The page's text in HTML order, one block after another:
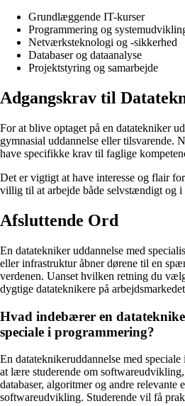
Grundlæggende IT-kurser
Programmering og
Netværksteknologi og -sikkerhed
Databaser og dataanalyse
Projektstyring og samarbejde
Adgangskrav til
For at blive optaget på en datatekniker
gymnasial uddannelse eller tilsvarende.
have specifikke krav til faglige
Det er vigtigt at have interesse og flair
villig til at arbejde både selvstændigt og i
Afsluttende Ord
En datatekniker uddannelse med
eller infrastruktur åbner dørene til en
verdenen. Uanset hvilken retning du
dygtige datateknikere på
Hvad indebærer en
speciale i programmering?
En datateknikeruddannelse med
at lære studerende om
databaser, algoritmer og andre relevante
softwareudvikling. Studerende vil få